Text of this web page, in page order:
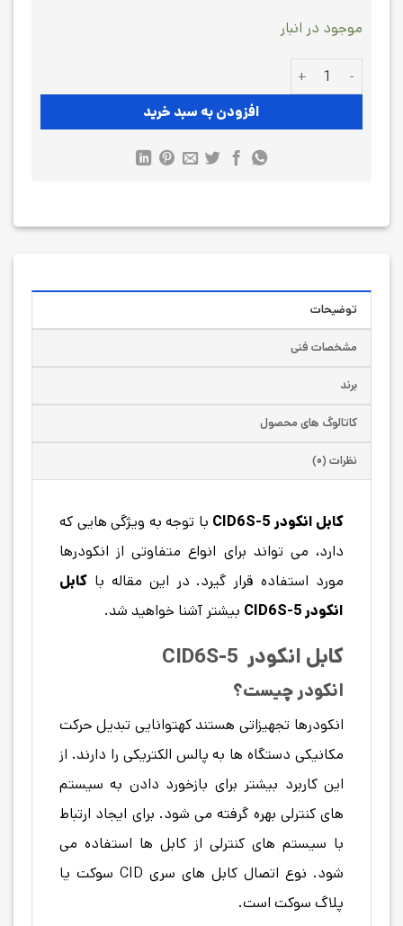
موجود در انبار
کابل انکودر CID6S-5 عدد
افزودن به سبد خرید
توضیحات
مشخصات فنی
برند
کاتالوگ های محصول
نظرات (۰)
کابل انکودر CID6S-5 با توجه به ویژگی هایی که
دارد، می تواند برای انواع متفاوتی از انکودرها
مورد استفاده قرار گیرد. در این مقاله با کابل
انکودرCID6S-5 بیشتر آشنا خواهید شد.
کابل انکودر CID6S-5
انکودر چیست؟
انکودرها تجهیزاتی هستند کهتوانایی تبدیل حرکت
مکانیکی دستگاه ها به پالس الکتریکی را دارند. از
این کاربرد بیشتر برای بازخورد دادن به سیستم
های کنترلی بهره گرفته می شود. برای ایجاد ارتباط
با سیستم های کنترلی از کابل ها استفاده می
شود. نوع اتصال کابل های سری CID سوکت یا
پلاگ سوکت است.